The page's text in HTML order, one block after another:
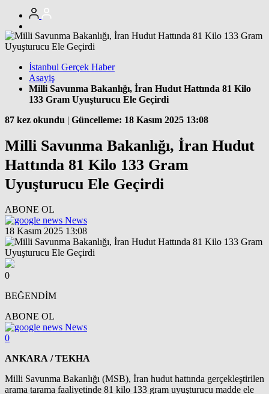
İstanbul Gerçek Haber
Asayiş
Milli Savunma Bakanlığı, İran Hudut Hattında 81 Kilo
133 Gram Uyuşturucu Ele Geçirdi
87 kez okundu | Güncelleme: 18 Kasım 2025 13:08
Milli Savunma Bakanlığı, İran Hudut
Hattında 81 Kilo 133 Gram
Uyuşturucu Ele Geçirdi
ABONE OL
News
18 Kasım 2025 13:08
0
BEĞENDİM
ABONE OL
News
0
ANKARA / TEKHA
Milli Savunma Bakanlığı (MSB), İran hudut hattında gerçekleştirilen
arama tarama faaliyetinde 81 kilo 133 gram uyuşturucu madde ele